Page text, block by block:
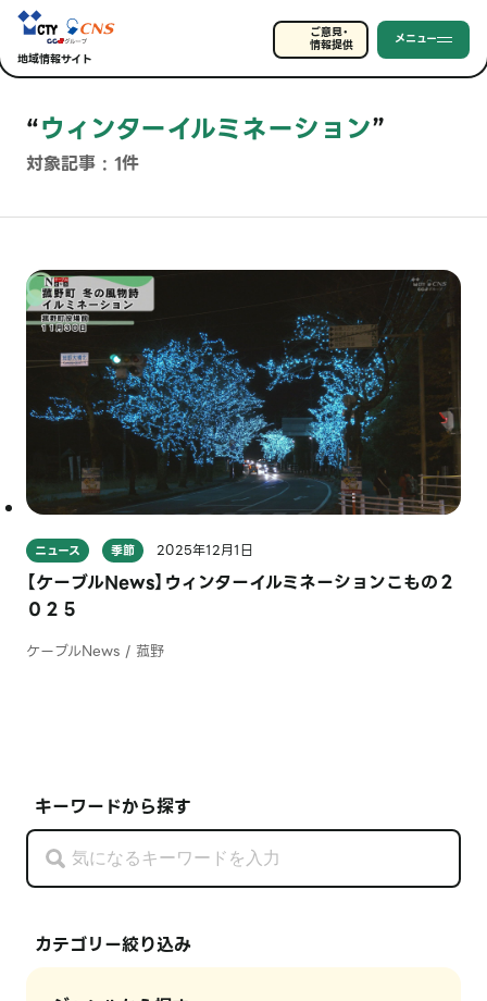
地域情報サイト
ご意見・
情報提供 メニュー
“ウィンターイルミネーション”
対象記事 : 1件
キーワードから探す
カテゴリー絞り込み
ニュース 季節 2025年12月1日
【ケーブルNews】ウィンターイルミネーションこもの２
０２５
ケーブルNews / 菰野